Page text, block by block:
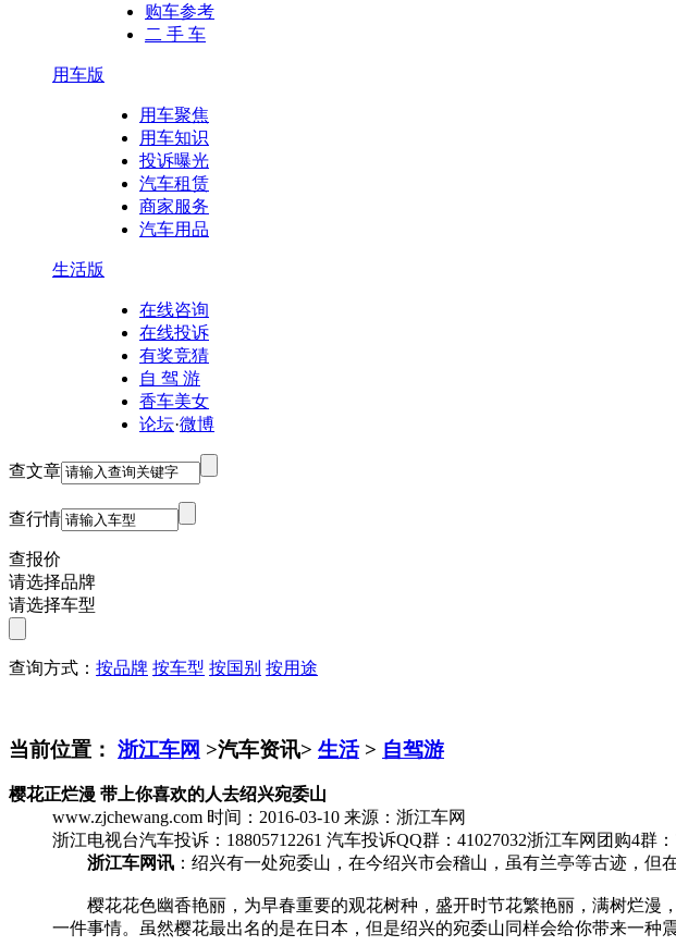
购车参考
二 手 车
用车版
用车聚焦
用车知识
投诉曝光
汽车租赁
商家服务
汽车用品
生活版
在线咨询
在线投诉
有奖竞猜
自 驾 游
香车美女
论坛·微博
查文章
查行情
查报价
请选择品牌
请选择车型
查询方式： 按品牌 按车型 按国别 按用途
当前位置： 浙江车网 >汽车资讯> 生活> 自驾游
樱花正烂漫 带上你喜欢的人去绍兴宛委山
www.zjchewang.com 时间：2016-03-10 来源：浙江车网
浙江电视台汽车投诉：18805712261 汽车投诉QQ群：41027032浙江车网团购4群：
浙江车网讯 ：绍兴有一处宛委山，在今绍兴市会稽山，虽有兰亭等古迹，但
樱花花色幽香艳丽，为早春重要的观花树种，盛开时节花繁艳丽，满树烂漫
一件事情。虽然樱花最出名的是在日本，但是绍兴的宛委山同样会给你带来一种震